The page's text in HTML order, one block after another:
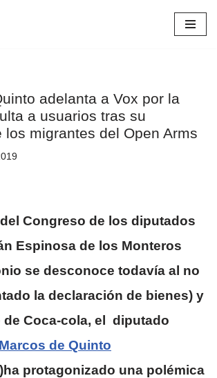
adelanta a Vox por la
a usuarios tras su
los migrantes del Open Arms
Congreso de los diputados
Espinosa de los Monteros
se desconoce todavía al no
la declaración de bienes) y
de Coca-cola, el diputado
Marcos de Quinto
protagonizado una polémica